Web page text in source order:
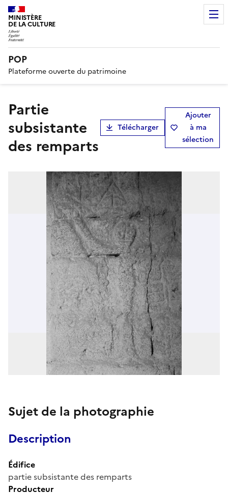
MINISTÈRE
DE LA CULTURE
POP
Plateforme ouverte du patrimoine
partie
subsistante
des remparts
Télécharger
Ajouter
à ma
sélection
Sujet de la photographie
Description
Édifice
partie subsistante des remparts
Producteur